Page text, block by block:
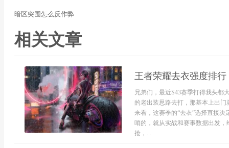
暗区突围怎么反作弊
相关文章
王者荣耀去衣强度排
兄弟们，最近S43赛季打得我头都
的老出装思路去打，那基本上出
来看，这赛季的“去衣”选择直接
哨的，就从实战和赛事数据出发
抢，...